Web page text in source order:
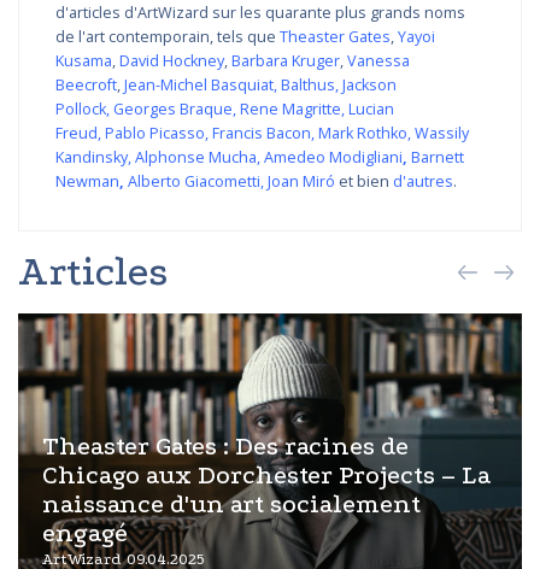
d'articles d'ArtWizard sur les quarante plus grands noms
de l'art contemporain, tels que Theaster Gates,Yayoi
Kusama,David Hockney,Barbara Kruger,Vanessa
Beecroft,Jean-Michel Basquiat,Balthus,Jackson
Pollock, Georges Braque,Rene Magritte,Lucian
Freud,Pablo Picasso,Francis Bacon,Mark Rothko,Wassily
Kandinsky,Alphonse Mucha,Amedeo Modigliani, Barnett
Newman, Alberto Giacometti,Joan Miró et bien d'autres.
Articles
Theaster Gates : Des racines de
Chicago aux Dorchester Projects – La
naissance d'un art socialement
engagé
ArtWizard 09.04.2025